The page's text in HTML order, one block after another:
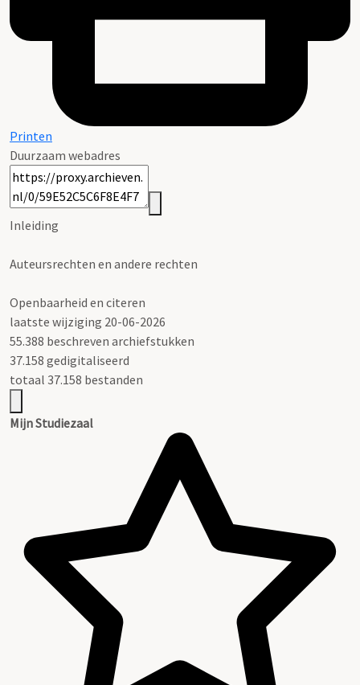
Printen
Duurzaam webadres
Inleiding
Auteursrechten en andere rechten
Openbaarheid en citeren
laatste wijziging 20-06-2026
55.388 beschreven archiefstukken
37.158 gedigitaliseerd
totaal 37.158 bestanden
Mijn Studiezaal